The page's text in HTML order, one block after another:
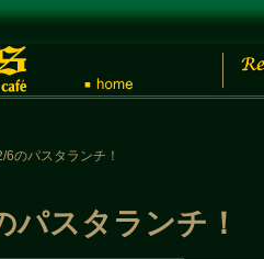
6のパスタランチ！
パスタランチ！